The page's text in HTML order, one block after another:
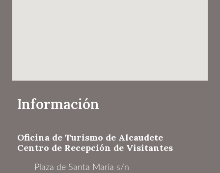
Información
Oficina de Turismo de Alcaudete
Centro de Recepción de Visitantes
Plaza de Santa María s/n